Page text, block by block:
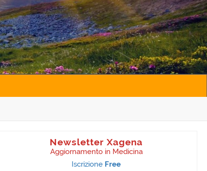
Newsletter Xagena
Aggiornamento in Medicina
Iscrizione Free